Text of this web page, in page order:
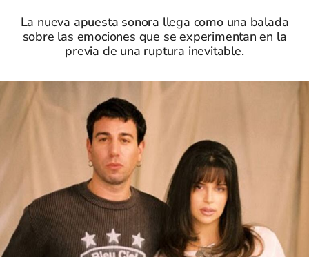
La nueva apuesta sonora llega como una balada
sobre las emociones que se experimentan en la
previa de una ruptura inevitable.